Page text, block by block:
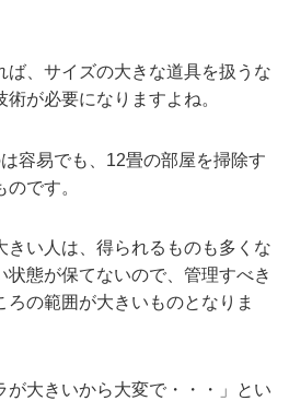
ば、サイズの大きな道具を扱うな
が必要になりますよね。
容易でも、12畳の部屋を掃除す
です。
きい人は、得られるものも多くな
状態が保てないので、管理すべき
ろの範囲が大きいものとなりま
が大きいから大変で・・・」とい